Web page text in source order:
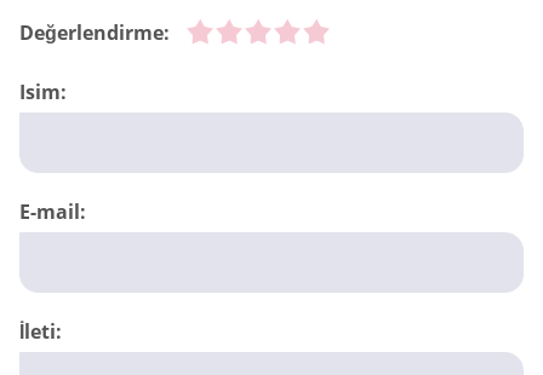
Değerlendirme:
Isim:
E-mail:
İleti: